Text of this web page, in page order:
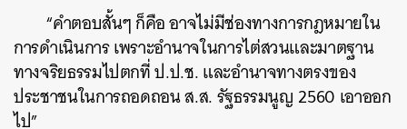
“คำตอบสั้นๆ ก็คือ อาจไม่มีช่องทางการกฎหมายใน
การดำเนินการ เพราะอำนาจในการไต่สวนและมาตฐาน
ทางจริยธรรมไปตกที่ ป.ป.ช. และอำนาจทางตรงของ
ประชาชนในการถอดถอน ส.ส. รัฐธรรมนูญ 2560 เอาออก
ไป”